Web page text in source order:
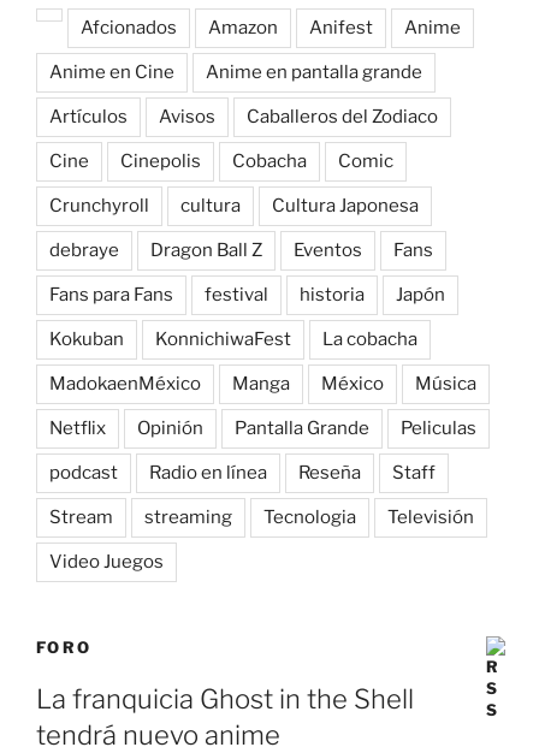
Afcionados Amazon Anifest Anime
Anime en Cine Anime en pantalla grande
Artículos Avisos Caballeros del Zodiaco
Cine Cinepolis Cobacha Comic
Crunchyroll cultura Cultura Japonesa
debraye Dragon Ball Z Eventos Fans
Fans para Fans festival historia Japón
Kokuban KonnichiwaFest La cobacha
MadokaenMéxico Manga México Música
Netflix Opinión Pantalla Grande Peliculas
podcast Radio en línea Reseña Staff
Stream streaming Tecnologia Televisión
Video Juegos
FORO
La franquicia Ghost in the Shell
tendrá nuevo anime